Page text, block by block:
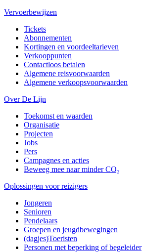
Vervoerbewijzen
Tickets
Abonnementen
Kortingen en voordeeltarieven
Verkooppunten
Contactloos betalen
Algemene reisvoorwaarden
Algemene verkoopsvoorwaarden
Over De Lijn
Toekomst en waarden
Organisatie
Projecten
Jobs
Pers
Campagnes en acties
Beweeg mee naar minder CO₂
Oplossingen voor reizigers
Jongeren
Senioren
Pendelaars
Groepen en jeugdbewegingen
(dagjes)Toeristen
Personen met beperking of begeleider